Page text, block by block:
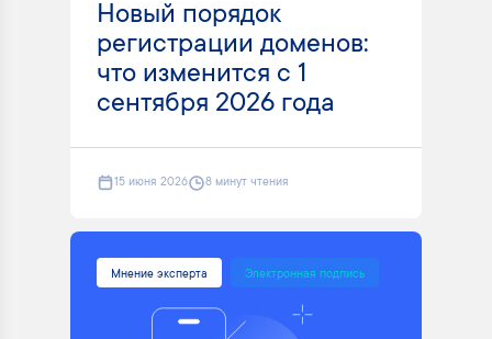
Новый порядок
регистрации доменов:
что изменится с 1
сентября 2026 года
15 июня 2026 8 минут чтения
Мнение эксперта Электронная подпись